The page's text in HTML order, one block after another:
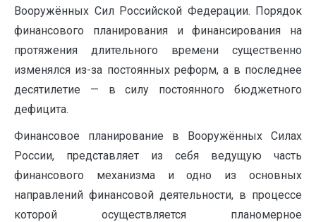
Вооружённых Сил Российской Федерации. Порядок
финансового планирования и финансирования на
протяжения длительного времени существенно
изменялся из-за постоянных реформ, а в последнее
десятилетие — в силу постоянного бюджетного
дефицита.
Финансовое планирование в Вооружённых Силах
России, представляет из себя ведущую часть
финансового механизма и одно из основных
направлений финансовой деятельности, в процессе
которой осуществляется планомерное